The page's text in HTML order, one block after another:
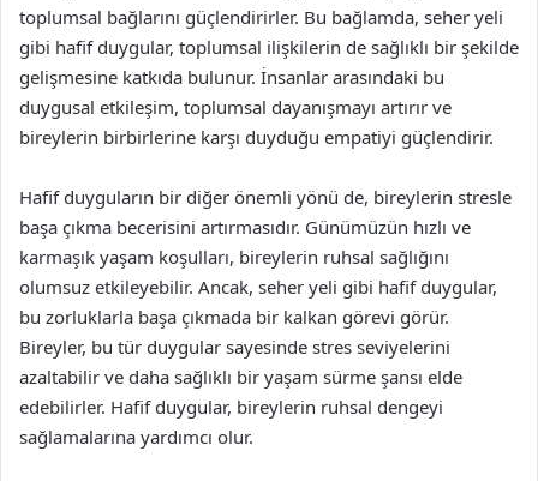
toplumsal bağlarını güçlendirirler. Bu bağlamda, seher yeli
gibi hafif duygular, toplumsal ilişkilerin de sağlıklı bir şekilde
gelişmesine katkıda bulunur. İnsanlar arasındaki bu
duygusal etkileşim, toplumsal dayanışmayı artırır ve
bireylerin birbirlerine karşı duyduğu empatiyi güçlendirir.
Hafif duyguların bir diğer önemli yönü de, bireylerin stresle
başa çıkma becerisini artırmasıdır. Günümüzün hızlı ve
karmaşık yaşam koşulları, bireylerin ruhsal sağlığını
olumsuz etkileyebilir. Ancak, seher yeli gibi hafif duygular,
bu zorluklarla başa çıkmada bir kalkan görevi görür.
Bireyler, bu tür duygular sayesinde stres seviyelerini
azaltabilir ve daha sağlıklı bir yaşam sürme şansı elde
edebilirler. Hafif duygular, bireylerin ruhsal dengeyi
sağlamalarına yardımcı olur.